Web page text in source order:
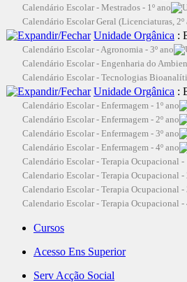
Calendário Escolar - Mestrados - 1º ano
Calendário Escolar Geral (Licenciaturas, 2º
Unidade Orgânica :
Calendário Escolar - Agronomia - 3º ano
Calendário Escolar - Engenharia do
Calendário Escolar - Tecnologias
Unidade Orgânica :
Calendário Escolar - Enfermagem - 1º ano
Calendário Escolar - Enfermagem - 2º ano
Calendário Escolar - Enfermagem - 3º ano
Calendário Escolar - Enfermagem - 4º ano
Calendário Escolar - Terapia Ocupacional -
Calendario Escolar - Terapia Ocupacional -
Calendario Escolar - Terapia Ocupacional -
Calendario Escolar - Terapia Ocupacional -
Cursos
Acesso Ens Superior
Serv Acção Social